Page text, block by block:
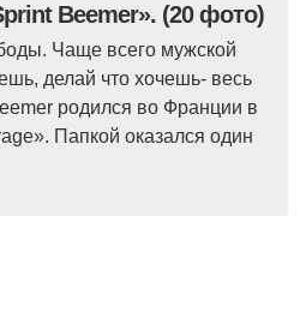
Beemer». (20 фото)
Чаще всего мужской
делай что хочешь- весь
родился во Франции в
Папкой оказался один